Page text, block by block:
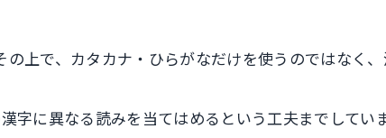
上で、カタカナ・ひらがなだけを使うのではなく
に異なる読みを当てはめるという工夫までしてい